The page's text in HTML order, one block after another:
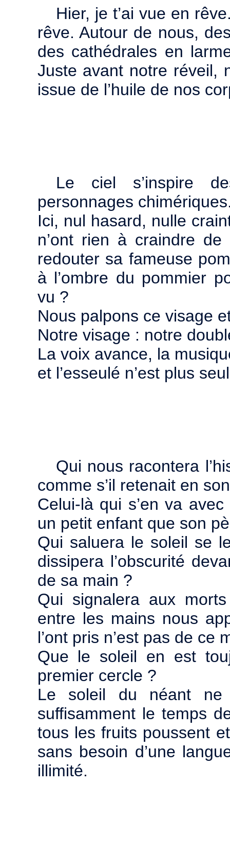
Hier, je t’ai vue en
rêve. Autour de nous,
des cathédrales en
Juste avant notre réveil,
issue de l’huile de nos
Le ciel s’inspire
personnages
Ici, nul hasard, nulle
n’ont rien à craindre
redouter sa fameuse
à l’ombre du pommier
vu ?
Nous palpons ce visage
Notre visage : notre
La voix avance, la
et l’esseulé n’est plus
Qui nous racontera
comme s’il retenait en
Celui-là qui s’en va
un petit enfant que son
Qui saluera le soleil se
dissipera l’obscurité
de sa main ?
Qui signalera aux
entre les mains nous
l’ont pris n’est pas de ce
Que le soleil en est
premier cercle ?
Le soleil du néant
suffisamment le temps
tous les fruits poussent
sans besoin d’une
illimité.